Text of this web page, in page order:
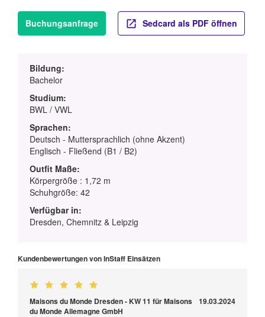
Buchungsanfrage Sedcard als PDF öffnen
Bildung:
Bachelor
Studium:
BWL / VWL
Sprachen:
Deutsch - Muttersprachlich (ohne Akzent)
Englisch - Fließend (B1 / B2)
Outfit Maße:
Körpergröße : 1,72 m
Schuhgröße: 42
Verfügbar in:
Dresden, Chemnitz & Leipzig
Kundenbewertungen von InStaff Einsätzen
Maisons du Monde Dresden - KW 11 für Maisons
du Monde Allemagne GmbH
19.03.2024